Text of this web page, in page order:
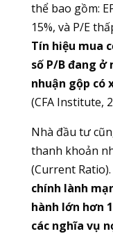
thể bao gồm:
15%, và P/E
Tín hiệu mua
số P/B đang
nhuận gộp có
(CFA Institute,
Nhà đầu tư
thanh khoản
(Current Ratio).
chính lành
hành lớn hơn
các nghĩa vụ